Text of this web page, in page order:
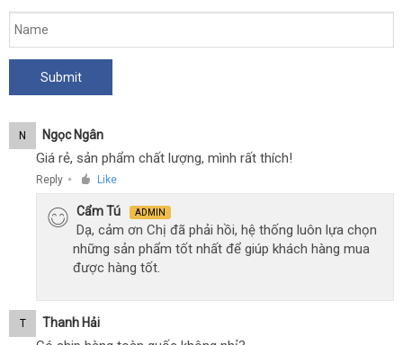
N Ngọc Ngân
Giá rẻ, sản phẩm chất lượng, mình rất thích!
Reply ● Like
Cẩm Tú ADMIN
Dạ, cảm ơn Chị đã phải hồi, hệ thống luôn lựa chọn
những sản phẩm tốt nhất để giúp khách hàng mua
được hàng tốt.
T Thanh Hải